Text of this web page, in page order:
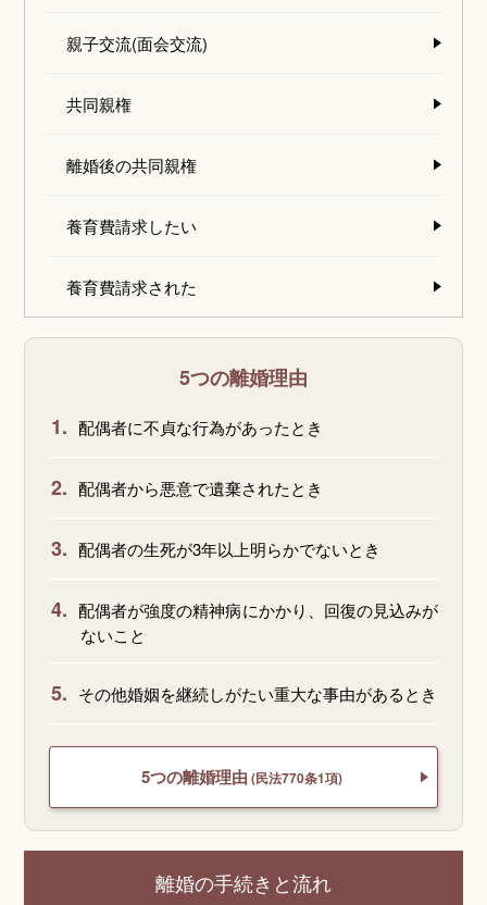
親子交流(面会交流)
共同親権
離婚後の共同親権
養育費請求したい
養育費請求された
5つの離婚理由
1. 配偶者に不貞な行為があったとき
2. 配偶者から悪意で遺棄されたとき
3. 配偶者の生死が3年以上明らかでないとき
4. 配偶者が強度の精神病にかかり、回復の見込みが
ないこと
5. その他婚姻を継続しがたい重大な事由があるとき
5つの離婚理由 (民法770条1項)
離婚の手続きと流れ